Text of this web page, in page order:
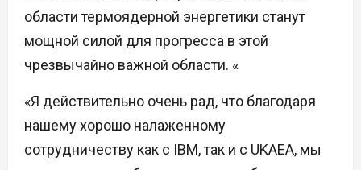
области термоядерной энергетики станут
мощной силой для прогресса в этой
чрезвычайно важной области. «
«Я действительно очень рад, что благодаря
нашему хорошо налаженному
сотрудничеству как с IBM, так и с UKAEA, мы